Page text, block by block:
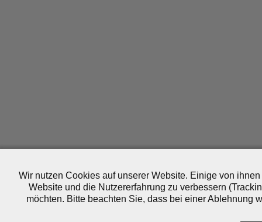
Wir nutzen Cookies auf unserer Website. Einige von
Website und die Nutzererfahrung zu verbessern
möchten. Bitte beachten Sie, dass bei einer Ablehnung